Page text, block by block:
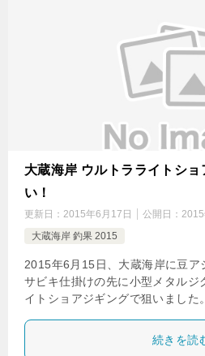
大蔵海岸 ウルトラライトショ
い！
更新日： 2015年6月17日 公開日： 2015
大蔵海岸 釣果 2015
2015年6月15日、大蔵海岸に豆ア
サビキ仕掛けの先に小型メタルジ
イトショアジギングで狙いました。
続きを読